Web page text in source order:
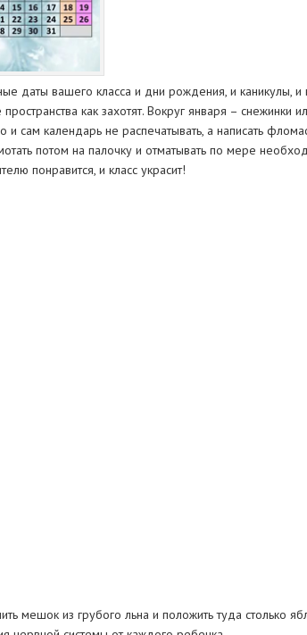
даты вашего класса и дни рождения, и каникулы, и
как захотят. Вокруг января – снежинки
сам календарь не распечатывать, а написать
потом на палочку и отматывать по мере
понравится, и класс украсит!
из грубого льна и положить туда столько